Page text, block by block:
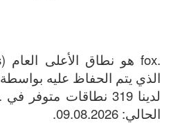
الذي يتم الحفاظ عليه بواسطة FOX Registry.
الحالي: 09.08.2026.